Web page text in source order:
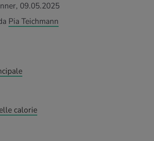
09.05.2025
Pia Teichmann
calorie